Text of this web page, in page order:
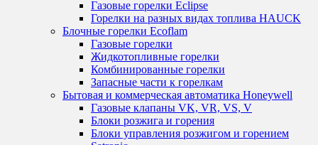
Газовые горелки Eclipse
Горелки на разных видах топлива HAUCK
Блочные горелки Ecoflam
Газовые горелки
Жидкотопливные горелки
Комбинированные горелки
Запасные части к горелкам
Бытовая и коммерческая автоматика Honeywell
Газовые клапаны VK, VR, VS, V
Блоки розжига и горения
Блоки управления розжигом и горением